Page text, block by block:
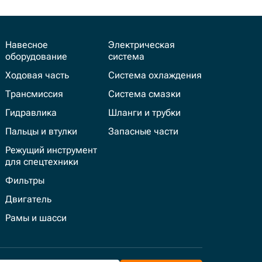
Навесное
оборудование
Ходовая часть
Трансмиссия
Гидравлика
Пальцы и втулки
Режущий инструмент
для спецтехники
Фильтры
Двигатель
Рамы и шасси
Электрическая
система
Система охлаждения
Система смазки
Шланги и трубки
Запасные части